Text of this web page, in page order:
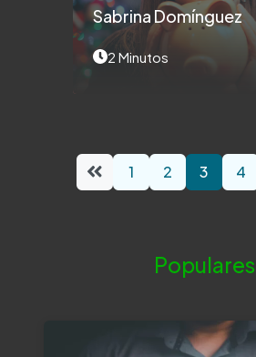
Sabrina Domínguez
2 Minutos
1 2 3 4
Populares